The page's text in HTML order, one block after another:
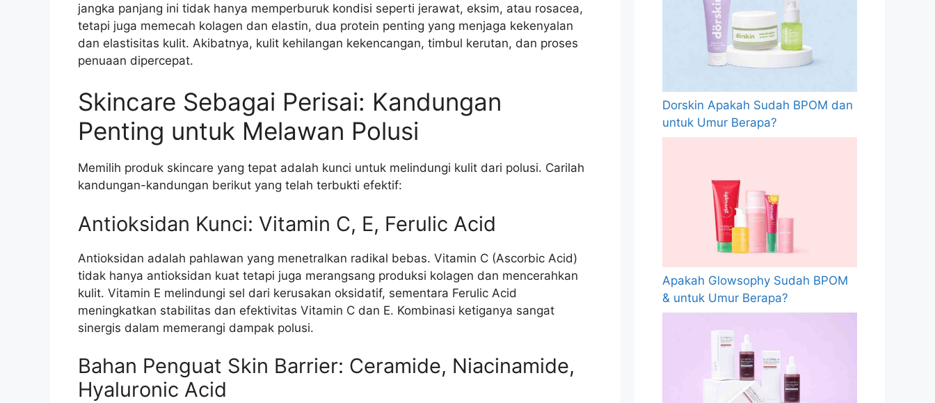
jangka panjang ini tidak hanya memperburuk kondisi seperti jerawat, eksim, atau rosacea,
tetapi juga memecah kolagen dan elastin, dua protein penting yang menjaga kekenyalan
dan elastisitas kulit. Akibatnya, kulit kehilangan kekencangan, timbul kerutan, dan proses
penuaan dipercepat.
Skincare Sebagai Perisai: Kandungan
Penting untuk Melawan Polusi
Memilih produk skincare yang tepat adalah kunci untuk melindungi kulit dari polusi. Carilah
kandungan-kandungan berikut yang telah terbukti efektif:
Antioksidan Kunci: Vitamin C, E, Ferulic Acid
Antioksidan adalah pahlawan yang menetralkan radikal bebas. Vitamin C (Ascorbic Acid)
tidak hanya antioksidan kuat tetapi juga merangsang produksi kolagen dan mencerahkan
kulit. Vitamin E melindungi sel dari kerusakan oksidatif, sementara Ferulic Acid
meningkatkan stabilitas dan efektivitas Vitamin C dan E. Kombinasi ketiganya sangat
sinergis dalam memerangi dampak polusi.
Bahan Penguat Skin Barrier: Ceramide, Niacinamide,
Hyaluronic Acid
Dorskin Apakah Sudah BPOM dan
untuk Umur Berapa?
Apakah Glowsophy Sudah BPOM
& untuk Umur Berapa?